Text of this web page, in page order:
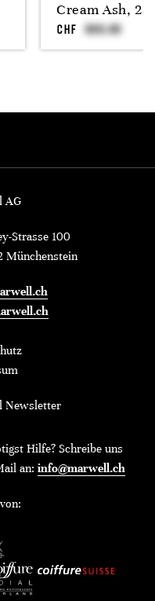
Cream Ash,
CHF
AG
Strasse 100
Münchenstein
Newsletter
Hilfe? Schreibe uns
an: info@marwell.ch